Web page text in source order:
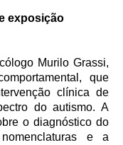
exposição
Murilo Grassi,
que
clínica de
do autismo. A
o diagnóstico do
e a